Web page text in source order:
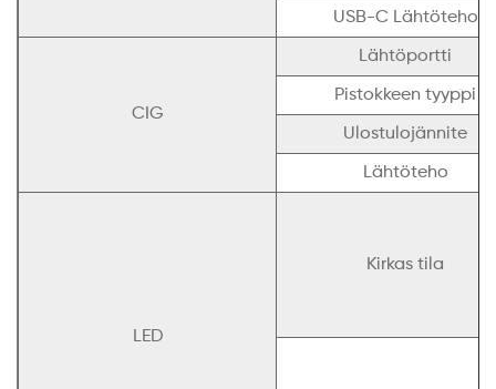
USB-C Lähtöteho
CIG
Lähtöportti
Pistokkeen tyyppi
Ulostulojännite
Lähtöteho
LED
Kirkas tila